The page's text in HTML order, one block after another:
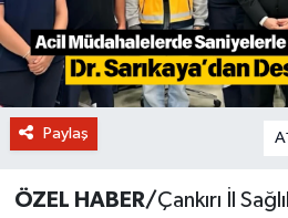
Paylaş A-
ÖZEL HABER/Çankırı İl